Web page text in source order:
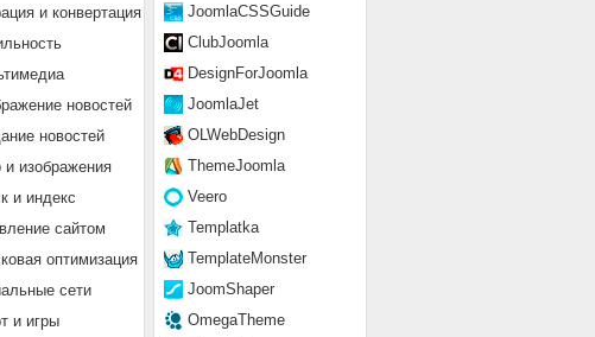
JoomlaCSSGuide
ClubJoomla
DesignForJoomla
JoomlaJet
OLWebDesign
ThemeJoomla
Veero
Templatka
TemplateMonster
JoomShaper
OmegaTheme
и конвертация
новостей
новостей
и изображения
и индекс
сайтом
оптимизация
сети
и игры